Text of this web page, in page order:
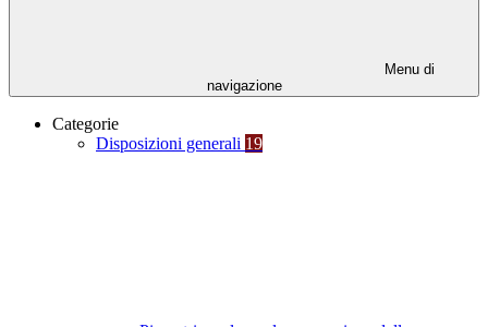
Menu di
navigazione
Categorie
Disposizioni generali 19